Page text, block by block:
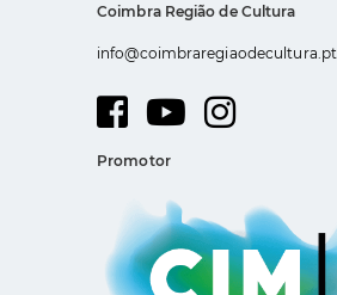
Coimbra Região de Cultura
info@coimbraregiaodecultura.pt
Promotor